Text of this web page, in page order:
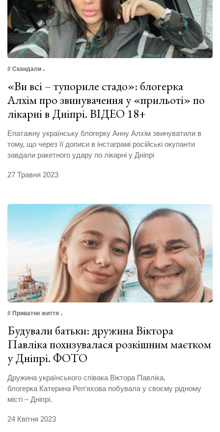
# Скандали
«Ви всі – тупориле стадо»: блогерка
Алхім про звинувачення у «прильоті» по
лікарні в Дніпрі. ВІДЕО 18+
Епатажну українську блогерку Анну Алхім звинуватили в
тому, що через її дописи в інстаграмі російські окупанти
завдали ракетного удару по лікарні у Дніпрі
27 Травня 2023
# Приватне життя
Будували батьки: дружина Віктора
Павліка похизувалася розкішним маєтком
у Дніпрі. ФОТО
Дружина українського співака Віктора Павліка,
блогерка Катерина Реп'яхова побувала у своєму рідному
місті – Дніпрі.
24 Квітня 2023